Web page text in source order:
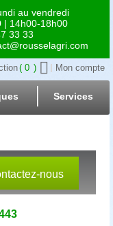
au vendredi
| 14h00-18h00
33 33
0 Mon compte
Services
nous